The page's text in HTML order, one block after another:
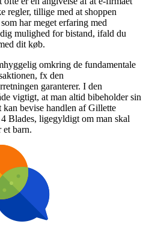
regler, tillige med at shoppen
har meget erfaring med
mulighed for bistand, ifald du
dit køb.
omkring de fundamentale
fx den
garanterer. I den
vigtigt, at man altid bibeholder sin
bevise handlen af Gillette
Blades, ligegyldigt om man skal
et barn.